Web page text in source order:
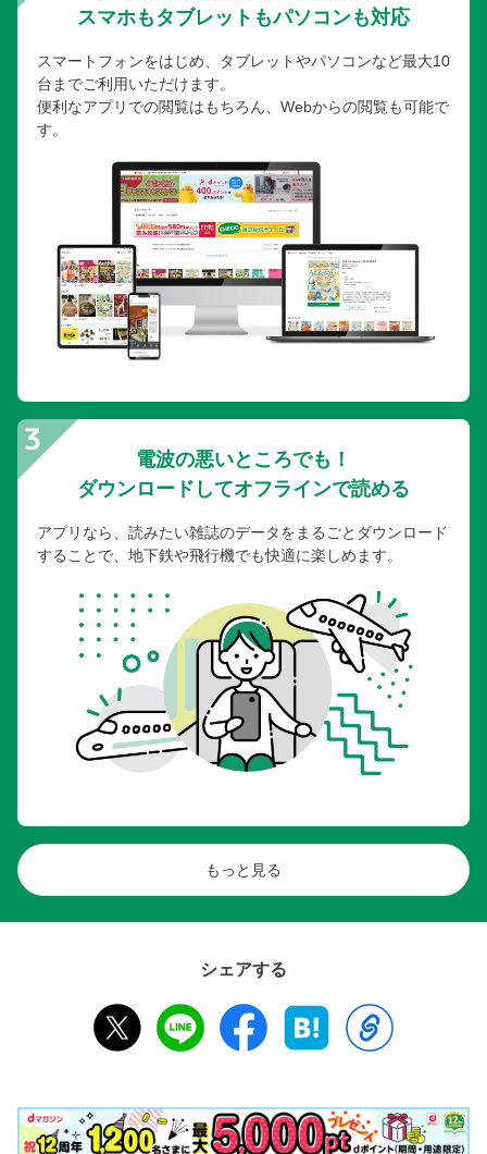
スマホもタブレットもパソコンも対応
スマートフォンをはじめ、タブレットやパソコンなど最大10
台までご利用いただけます。
便利なアプリでの閲覧はもちろん、Webからの閲覧も可能で
す。
電波の悪いところでも！
ダウンロードしてオフラインで読める
アプリなら、読みたい雑誌のデータをまるごとダウンロード
することで、地下鉄や飛行機でも快適に楽しめます。
もっと見る
シェアする